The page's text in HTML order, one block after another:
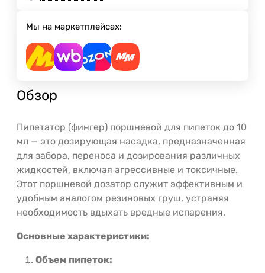
Мы на маркетплейсах:
Обзор
Пипетатор (фингер) поршневой для пипеток до 10
мл — это дозирующая насадка, предназначенная
для забора, переноса и дозирования различных
жидкостей, включая агрессивные и токсичные.
Этот поршневой дозатор служит эффективным и
удобным аналогом резиновых груш, устраняя
необходимость вдыхать вредные испарения.
Основные характеристики:
Объем пипеток: